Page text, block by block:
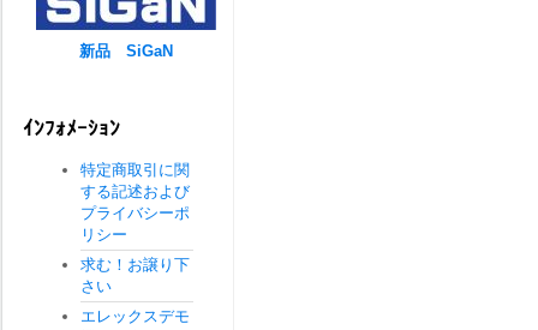
新品 SiGaN
ｲﾝﾌｫﾒｰｼｮﾝ
特定商取引に関
する記述および
プライバシーポ
リシー
求む！お譲り下
さい
エレックスデモ